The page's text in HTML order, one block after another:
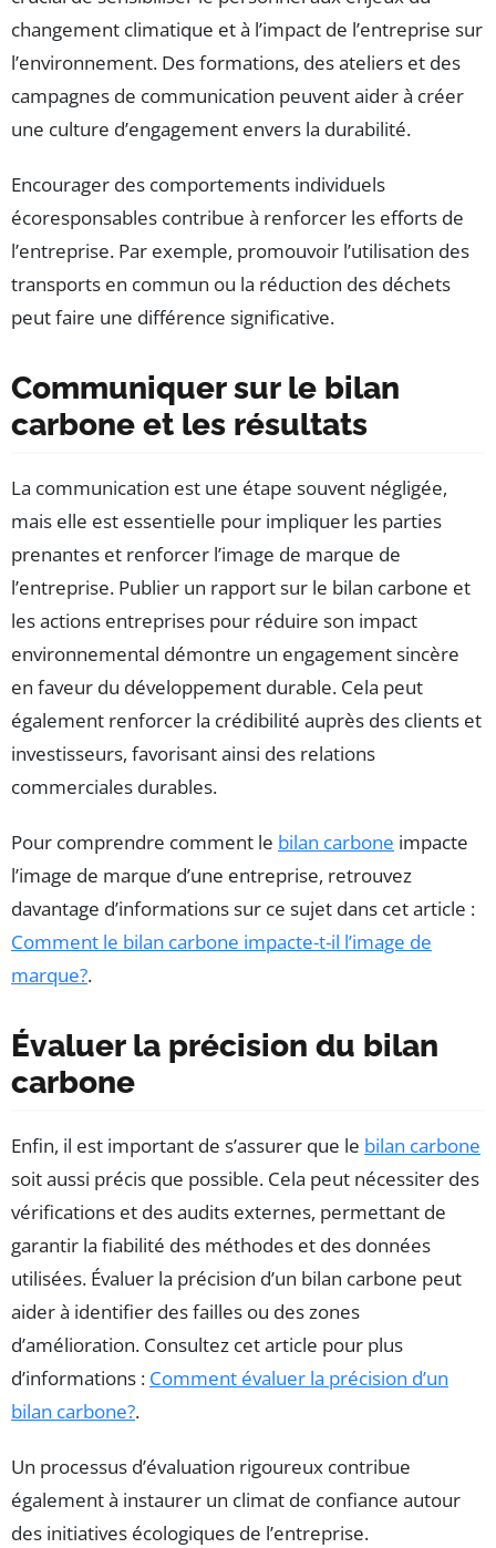
changement climatique et à l’impact de l’entreprise sur
l’environnement. Des formations, des ateliers et des
campagnes de communication peuvent aider à créer
une culture d’engagement envers la durabilité.
Encourager des comportements individuels
écoresponsables contribue à renforcer les efforts de
l’entreprise. Par exemple, promouvoir l’utilisation des
transports en commun ou la réduction des déchets
peut faire une différence significative.
Communiquer sur le bilan
carbone et les résultats
La communication est une étape souvent négligée,
mais elle est essentielle pour impliquer les parties
prenantes et renforcer l’image de marque de
l’entreprise. Publier un rapport sur le bilan carbone et
les actions entreprises pour réduire son impact
environnemental démontre un engagement sincère
en faveur du développement durable. Cela peut
également renforcer la crédibilité auprès des clients et
investisseurs, favorisant ainsi des relations
commerciales durables.
Pour comprendre comment le bilan carbone impacte
l’image de marque d’une entreprise, retrouvez
davantage d’informations sur ce sujet dans cet article :
Comment le bilan carbone impacte-t-il l’image de
marque?.
Évaluer la précision du bilan
carbone
Enfin, il est important de s’assurer que le bilan carbone
soit aussi précis que possible. Cela peut nécessiter des
vérifications et des audits externes, permettant de
garantir la fiabilité des méthodes et des données
utilisées. Évaluer la précision d’un bilan carbone peut
aider à identifier des failles ou des zones
d’amélioration. Consultez cet article pour plus
d’informations : Comment évaluer la précision d’un
bilan carbone?.
Un processus d’évaluation rigoureux contribue
également à instaurer un climat de confiance autour
des initiatives écologiques de l’entreprise.